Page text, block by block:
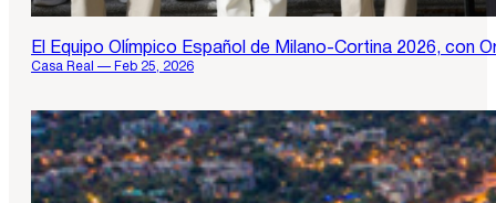
El Equipo Olímpico Español de Milano-Cortina 2026, con
Casa Real — Feb 25, 2026